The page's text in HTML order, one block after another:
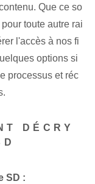
Que ce so
toute autre rai
l'accès à nos fi
options si
processus et réc
DÉCRY
SD :